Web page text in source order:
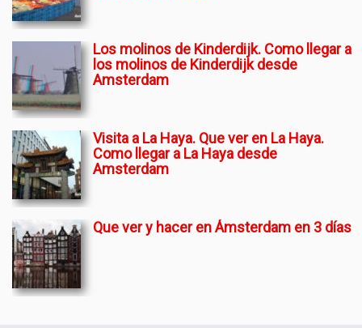
Los molinos de Kinderdijk. Como llegar a
los molinos de Kinderdijk desde
Amsterdam
Visita a La Haya. Que ver en La Haya.
Como llegar a La Haya desde
Amsterdam
Que ver y hacer en Ámsterdam en 3 días